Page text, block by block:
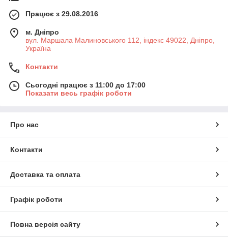
Працює з 29.08.2016
м. Дніпро
вул. Маршала Малиновського 112, індекс 49022, Дніпро,
Україна
Контакти
Сьогодні працює з 11:00 до 17:00
Показати весь графік роботи
Про нас
Контакти
Доставка та оплата
Графік роботи
Повна версія сайту